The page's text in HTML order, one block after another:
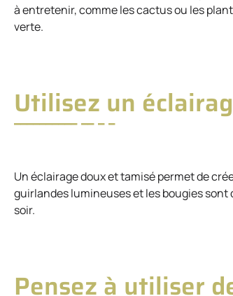
à entretenir, comme les cactus ou les
verte.
Utilisez un
Un éclairage doux et tamisé permet de
guirlandes lumineuses et les bougies sont
soir.
Pensez à utiliser